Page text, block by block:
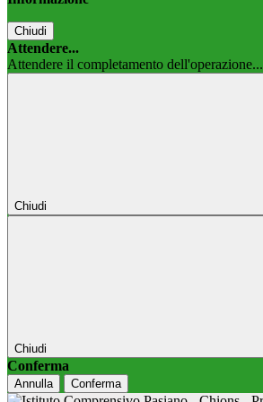
Chiudi
Attendere...
Attendere il completamento dell'operazione...
Chiudi
Chiudi
Conferma
Annulla Conferma